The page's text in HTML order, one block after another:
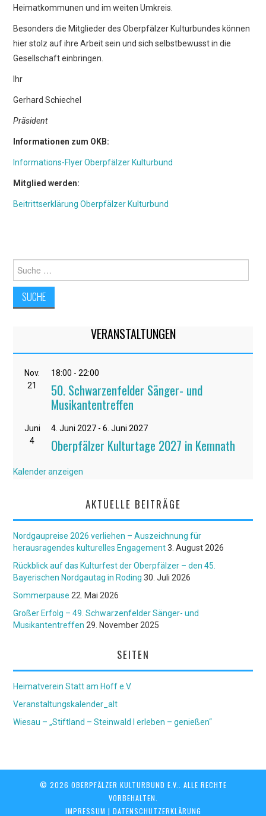
Heimatkommunen und im weiten Umkreis.
Besonders die Mitglieder des Oberpfälzer Kulturbundes können
hier stolz auf ihre Arbeit sein und sich selbstbewusst in die
Gesellschaft einbringen.
Ihr
Gerhard Schiechel
Präsident
Informationen zum OKB:
Informations-Flyer Oberpfälzer Kulturbund
Mitglied werden:
Beitrittserklärung Oberpfälzer Kulturbund
nach:
VERANSTALTUNGEN
Nov.
21
18:00 -22:00
50. Schwarzenfelder Sänger- und
Musikantentreffen
Juni
4
4. Juni 2027 -6. Juni 2027
Oberpfälzer Kulturtage 2027 in Kemnath
Kalender anzeigen
AKTUELLE BEITRÄGE
Nordgaupreise 2026 verliehen – Auszeichnung für
herausragendes kulturelles Engagement 3. August 2026
Rückblick auf das Kulturfest der Oberpfälzer – den 45.
Bayerischen Nordgautag in Roding 30. Juli 2026
Sommerpause 22. Mai 2026
Großer Erfolg – 49. Schwarzenfelder Sänger- und
Musikantentreffen 29. November 2025
SEITEN
Heimatverein Statt am Hoff e.V.
Veranstaltungskalender_alt
Wiesau – „Stiftland – Steinwald I erleben – genießen“
© 2026 OBERPFÄLZER KULTURBUND E.V.. ALLE RECHTE
VORBEHALTEN.
IMPRESSUM | DATENSCHUTZERKLÄRUNG